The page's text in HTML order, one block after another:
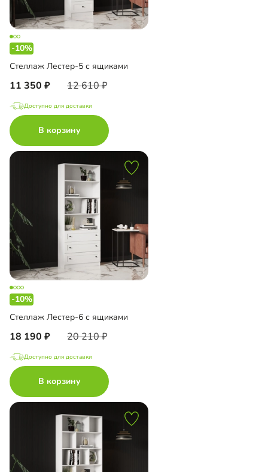
-10%
Стеллаж Лестер-5 с ящиками
11 350 12 610
Доступно для доставки
В корзину
-10%
Стеллаж Лестер-6 с ящиками
18 190 20 210
Доступно для доставки
В корзину